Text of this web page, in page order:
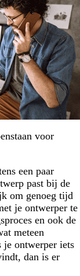
voor
een paar
past bij de
om genoeg tijd
je ontwerper te
en ook de
meteen
je ontwerper iets
dan is er